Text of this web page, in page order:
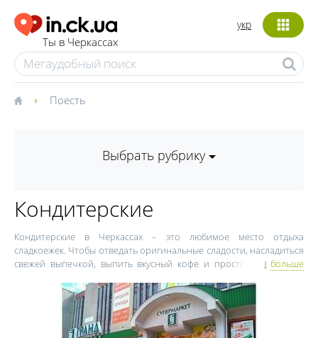
Ты в Черкассах
укр
Поесть
Выбрать рубрику
Кондитерские
Кондитерские в Черкассах – это любимое место отдыха
сладкоежек. Чтобы отведать оригинальные сладости, насладиться
свежей выпечкой, выпить вкусный кофе и просто отдохнуть в
в Черкассах пользуются популярностью как среди жителей
города, так и среди гостей. Посетители таких заведений могут
рассчитывать на большой выбор кофе и кофейных напитков,
выпечки и десертов.
больше